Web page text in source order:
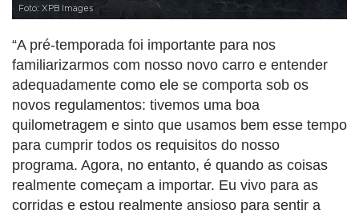
Foto: XPB Images
“A pré-temporada foi importante para nos
familiarizarmos com nosso novo carro e entender
adequadamente como ele se comporta sob os
novos regulamentos: tivemos uma boa
quilometragem e sinto que usamos bem esse tempo
para cumprir todos os requisitos do nosso
programa. Agora, no entanto, é quando as coisas
realmente começam a importar. Eu vivo para as
corridas e estou realmente ansioso para sentir a